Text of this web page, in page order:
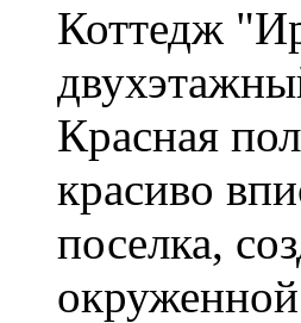
Коттедж
Красная
красиво
поселка,